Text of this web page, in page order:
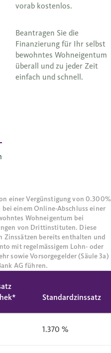
vorab kostenlos.
Beantragen Sie die
Finanzierung für Ihr selbst
bewohntes Wohneigentum
überall und zu jeder Zeit
einfach und schnell.
einer Vergünstigung von 0.300%
einem Online-Abschluss einer
Wohneigentum bei
von Drittinstituten. Diese
Zinssätzen bereits enthalten und
mit regelmässigem Lohn- oder
sowie Vorsorgegelder (Säule 3a)
AG führen.
Standardzinssatz
1.370 %